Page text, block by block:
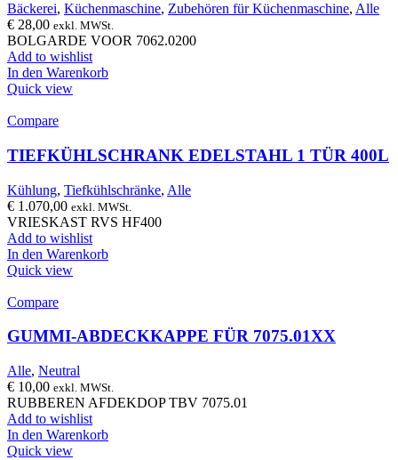
Bäckerei, Küchenmaschine, Zubehören für Küchenmaschine, Alle
€ 28,00 exkl. MWSt.
BOLGARDE VOOR 7062.0200
Add to wishlist
In den Warenkorb
Quick view
Compare
TIEFKÜHLSCHRANK EDELSTAHL 1 TÜR 400L
Kühlung, Tiefkühlschränke, Alle
€ 1.070,00 exkl. MWSt.
VRIESKAST RVS HF400
Add to wishlist
In den Warenkorb
Quick view
Compare
GUMMI-ABDECKKAPPE FÜR 7075.01XX
Alle, Neutral
€ 10,00 exkl. MWSt.
RUBBEREN AFDEKDOP TBV 7075.01
Add to wishlist
In den Warenkorb
Quick view